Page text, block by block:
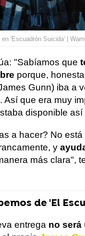
'Escuadrón Suicida' |
"Sabíamos que
porque,
Gunn) iba a
Así que era muy
disponible
a hacer? No
y
más clara",
de 'El
entrega no será